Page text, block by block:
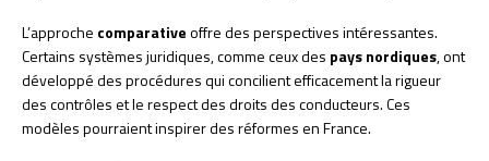
L’approche comparativeoffre des perspectives intéressantes.
Certains systèmes juridiques, comme ceux des pays nordiques, ont
développé des procédures qui concilient efficacement la rigueur
des contrôles et le respect des droits des conducteurs. Ces
modèles pourraient inspirer des réformes en France.